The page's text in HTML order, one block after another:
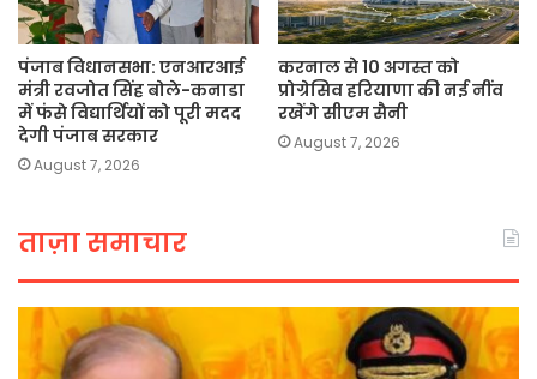
पंजाब विधानसभा: एनआरआई
मंत्री रवजोत सिंह बोले-कनाडा
में फंसे विद्यार्थियों को पूरी मदद
देगी पंजाब सरकार
August 7, 2026
करनाल से 10 अगस्त को
प्रोग्रेसिव हरियाणा की नई नींव
रखेंगे सीएम सैनी
August 7, 2026
ताज़ा समाचार